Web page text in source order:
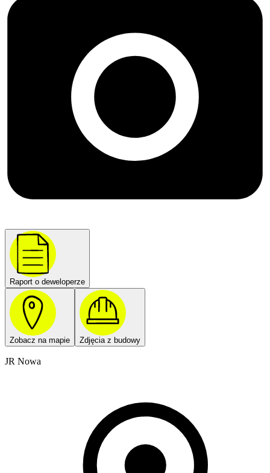
Raport o deweloperze
Zobacz na mapie Zdjęcia z budowy
JR Nowa